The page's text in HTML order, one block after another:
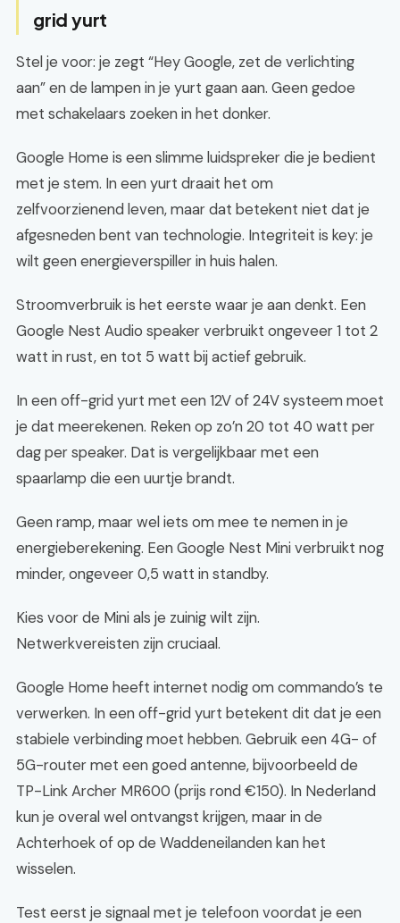
grid yurt
Stel je voor: je zegt “Hey Google, zet de verlichting
aan” en de lampen in je yurt gaan aan. Geen gedoe
met schakelaars zoeken in het donker.
Google Home is een slimme luidspreker die je bedient
met je stem. In een yurt draait het om
zelfvoorzienend leven, maar dat betekent niet dat je
afgesneden bent van technologie. Integriteit is key: je
wilt geen energieverspiller in huis halen.
Stroomverbruik is het eerste waar je aan denkt. Een
Google Nest Audio speaker verbruikt ongeveer 1 tot 2
watt in rust, en tot 5 watt bij actief gebruik.
In een off-grid yurt met een 12V of 24V systeem moet
je dat meerekenen. Reken op zo’n 20 tot 40 watt per
dag per speaker. Dat is vergelijkbaar met een
spaarlamp die een uurtje brandt.
Geen ramp, maar wel iets om mee te nemen in je
energieberekening. Een Google Nest Mini verbruikt nog
minder, ongeveer 0,5 watt in standby.
Kies voor de Mini als je zuinig wilt zijn.
Netwerkvereisten zijn cruciaal.
Google Home heeft internet nodig om commando’s te
verwerken. In een off-grid yurt betekent dit dat je een
stabiele verbinding moet hebben. Gebruik een 4G- of
5G-router met een goed antenne, bijvoorbeeld de
TP-Link Archer MR600 (prijs rond €150). In Nederland
kun je overal wel ontvangst krijgen, maar in de
Achterhoek of op de Waddeneilanden kan het
wisselen.
Test eerst je signaal met je telefoon voordat je een